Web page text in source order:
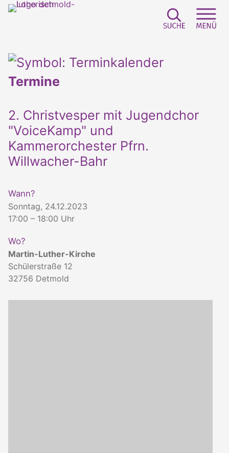
Termine
2. Christvesper mit Jugendchor
"VoiceKamp" und
Kammerorchester Pfrn.
Willwacher-Bahr
Wann?
Sonntag, 24.12.2023
17:00 – 18:00 Uhr
Wo?
Martin-Luther-Kirche
Schülerstraße 12
32756 Detmold